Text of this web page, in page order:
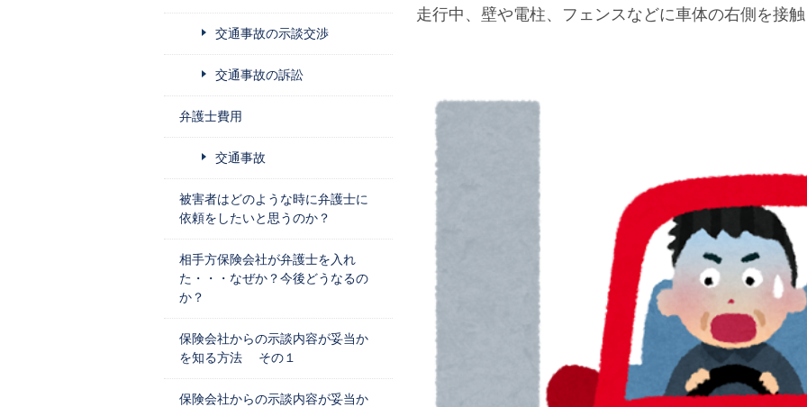
走行中、壁や電柱、フェンスなどに車体の右側を接
交通事故の示談交渉
交通事故の訴訟
弁護士費用
交通事故
被害者はどのような時に弁護士に
依頼をしたいと思うのか？
相手方保険会社が弁護士を入れ
た・・・なぜか？今後どうなるの
か？
保険会社からの示談内容が妥当か
を知る方法 その１
保険会社からの示談内容が妥当か